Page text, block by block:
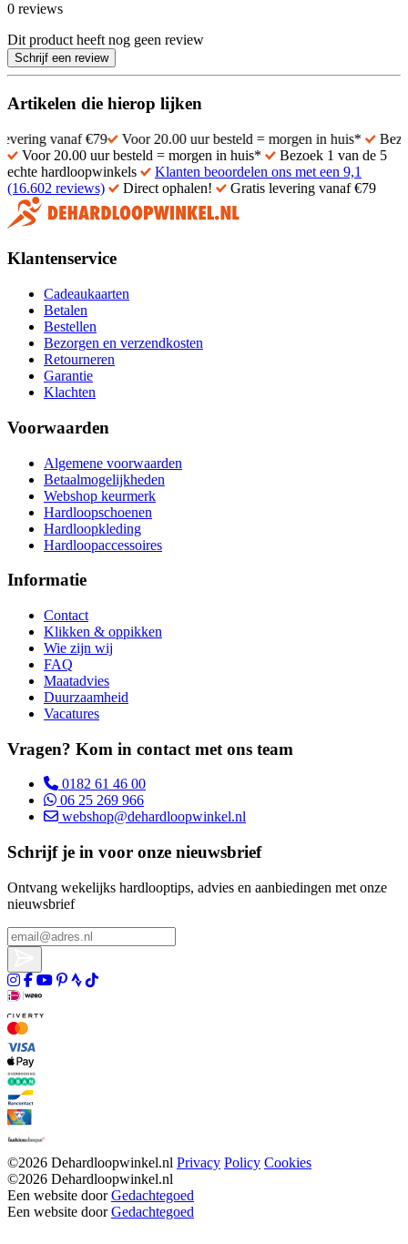
0 reviews
Dit product heeft nog geen review
Schrijf een review
Artikelen die hierop lijken
€79 Voor 20.00 uur besteld = morgen in huis*
Bezoek 1 van
Voor 20.00 uur besteld = morgen in huis*
Bezoek 1 van de 5
echte hardloopwinkels
Klanten beoordelen ons met een 9,1
(16.602 reviews)
Direct ophalen! Gratis levering vanaf €79
Klantenservice
Cadeaukaarten
Betalen
Bestellen
Bezorgen en verzendkosten
Retourneren
Garantie
Klachten
Voorwaarden
Algemene voorwaarden
Betaalmogelijkheden
Webshop keurmerk
Hardloopschoenen
Hardloopkleding
Hardloopaccessoires
Informatie
Contact
Klikken & oppikken
Wie zijn wij
FAQ
Maatadvies
Duurzaamheid
Vacatures
Vragen? Kom in contact met ons team
0182 61 46 00
06 25 269 966
webshop@dehardloopwinkel.nl
Schrijf je in voor onze nieuwsbrief
Ontvang wekelijks hardlooptips, advies en aanbiedingen met onze
nieuwsbrief
©2026 Dehardloopwinkel.nl Privacy Policy Cookies
©2026 Dehardloopwinkel.nl
Een website doorGedachtegoed
Een website doorGedachtegoed